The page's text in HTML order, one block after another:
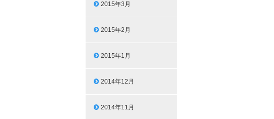
2015年3月
2015年2月
2015年1月
2014年12月
2014年11月